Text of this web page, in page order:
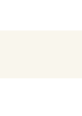
り、作り続